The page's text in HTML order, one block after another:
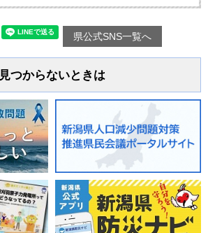
県公式SNS一覧へ
見つからないときは